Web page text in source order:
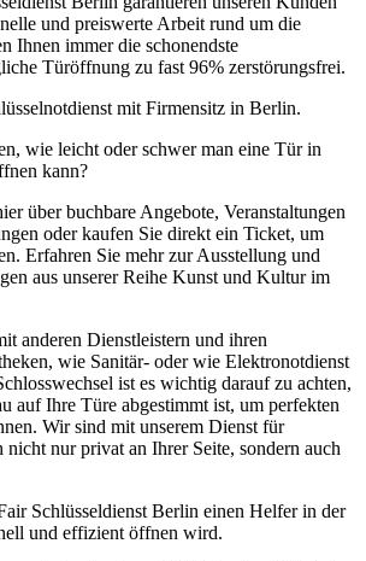
und preiswerte Arbeit rund um die
Ihnen immer die schonendste
Türöffnung zu fast 96% zerstörungsfrei.
mit Firmensitz in Berlin.
wie leicht oder schwer man eine Tür in
kann?
über buchbare Angebote, Veranstaltungen
oder kaufen Sie direkt ein Ticket, um
Erfahren Sie mehr zur Ausstellung und
aus unserer Reihe Kunst und Kultur im
anderen Dienstleistern und ihren
wie Sanitär- oder wie Elektronotdienst
ist es wichtig darauf zu achten,
auf Ihre Türe abgestimmt ist, um perfekten
Wir sind mit unserem Dienst für
nicht nur privat an Ihrer Seite, sondern auch
Schlüsseldienst Berlin einen Helfer in der
und effizient öffnen wird.